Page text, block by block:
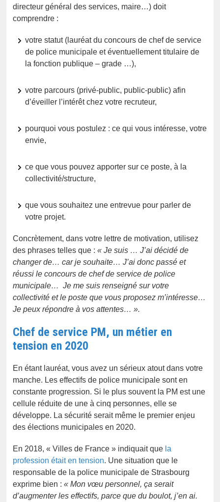
directeur général des services, maire…) doit
comprendre :
votre statut (lauréat du concours de chef de service
de police municipale et éventuellement titulaire de
la fonction publique – grade …),
votre parcours (privé-public, public-public) afin
d’éveiller l’intérêt chez votre recruteur,
pourquoi vous postulez : ce qui vous intéresse, votre
envie,
ce que vous pouvez apporter sur ce poste, à la
collectivité/structure,
que vous souhaitez une entrevue pour parler de
votre projet.
Concrètement, dans votre lettre de motivation, utilisez
des phrases telles que :« Je suis … J’ai décidé de
changer de… car je souhaite… J’ai donc passé et
réussi le concours de chef de service de police
municipale… Je me suis renseigné sur votre
collectivité et le poste que vous proposez m’intéresse…
Je peux répondre à vos attentes… ».
Chef de service PM, un métier en
tension en 2020
En étant lauréat, vous avez un sérieux atout dans votre
manche. Les effectifs de police municipale sont en
constante progression. Si le plus souvent la PM est une
cellule réduite de une à cinq personnes, elle se
développe. La sécurité serait même le premier enjeu
des élections municipales en 2020.
En 2018, « Villes de France » indiquait que la
profession était en tension. Une situation que le
responsable de la police municipale de Strasbourg
exprime bien :« Mon vœu personnel, ça serait
d’augmenter les effectifs, parce que du boulot, j’en ai.